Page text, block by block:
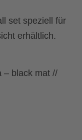
set speziell für
erhältlich.
– black mat //